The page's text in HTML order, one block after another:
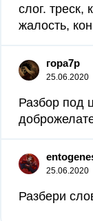
слог. треск,
жалость,
гора7р
25.06.2020
Разбор под
25.06.2020
Разбери